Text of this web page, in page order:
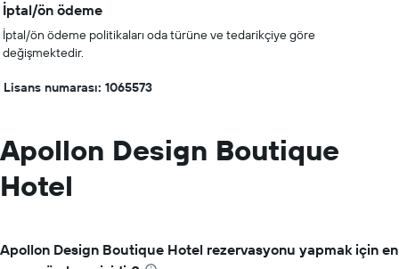
İptal/ön ödeme
İptal/ön ödeme politikaları oda türüne ve tedarikçiye göre
değişmektedir.
Lisans numarası: 1065573
Apollon Design Boutique
Hotel
Apollon Design Boutique Hotel rezervasyonu yapmak için en